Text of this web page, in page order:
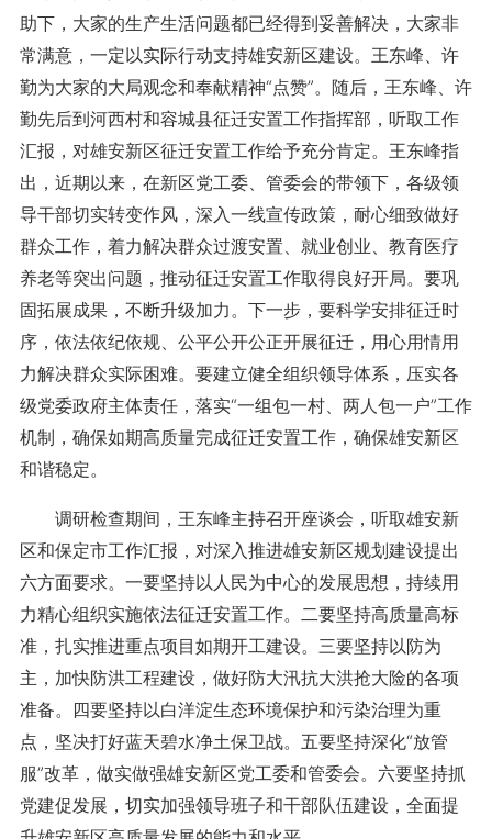
助下，大家的生产生活问题都已经得到妥善解决，大家非
常满意，一定以实际行动支持雄安新区建设。王东峰、许
勤为大家的大局观念和奉献精神“点赞”。随后，王东峰、许
勤先后到河西村和容城县征迁安置工作指挥部，听取工作
汇报，对雄安新区征迁安置工作给予充分肯定。王东峰指
出，近期以来，在新区党工委、管委会的带领下，各级领
导干部切实转变作风，深入一线宣传政策，耐心细致做好
群众工作，着力解决群众过渡安置、就业创业、教育医疗
养老等突出问题，推动征迁安置工作取得良好开局。要巩
固拓展成果，不断升级加力。下一步，要科学安排征迁时
序，依法依纪依规、公平公开公正开展征迁，用心用情用
力解决群众实际困难。要建立健全组织领导体系，压实各
级党委政府主体责任，落实“一组包一村、两人包一户”工作
机制，确保如期高质量完成征迁安置工作，确保雄安新区
和谐稳定。
调研检查期间，王东峰主持召开座谈会，听取雄安新
区和保定市工作汇报，对深入推进雄安新区规划建设提出
六方面要求。一要坚持以人民为中心的发展思想，持续用
力精心组织实施依法征迁安置工作。二要坚持高质量高标
准，扎实推进重点项目如期开工建设。三要坚持以防为
主，加快防洪工程建设，做好防大汛抗大洪抢大险的各项
准备。四要坚持以白洋淀生态环境保护和污染治理为重
点，坚决打好蓝天碧水净土保卫战。五要坚持深化“放管
服”改革，做实做强雄安新区党工委和管委会。六要坚持抓
党建促发展，切实加强领导班子和干部队伍建设，全面提